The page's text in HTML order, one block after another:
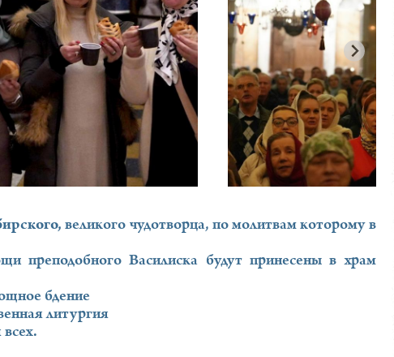
великого чудотворца, по молитвам которому в
преподобного Василиска будут принесены в храм
бдение
литургия